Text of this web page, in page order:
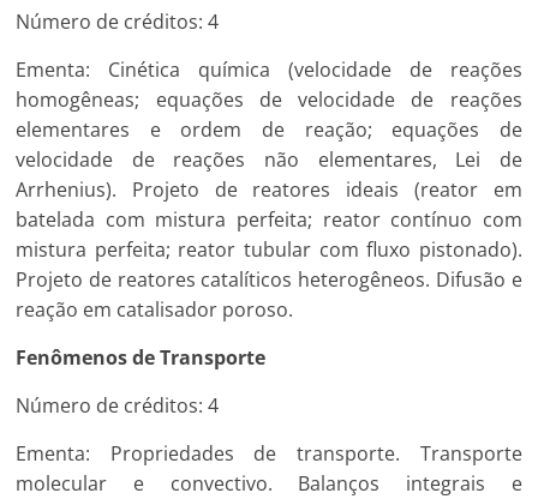
Número de créditos: 4
Ementa: Cinética química (velocidade de reações
homogêneas; equações de velocidade de reações
elementares e ordem de reação; equações de
velocidade de reações não elementares, Lei de
Arrhenius). Projeto de reatores ideais (reator em
batelada com mistura perfeita; reator contínuo com
mistura perfeita; reator tubular com fluxo pistonado).
Projeto de reatores catalíticos heterogêneos. Difusão e
reação em catalisador poroso.
Fenômenos de Transporte
Número de créditos: 4
Ementa: Propriedades de transporte. Transporte
molecular e convectivo. Balanços integrais e